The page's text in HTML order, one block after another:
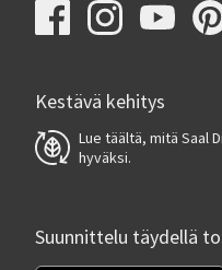
Kestävä kehitys
Lue täältä, mitä Saal
hyväksi.
Suunnittelu täydellä